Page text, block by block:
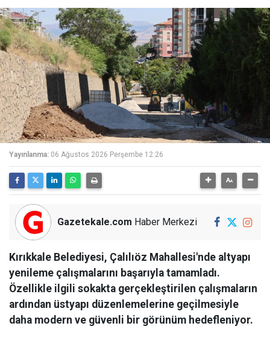
Yayınlanma: 06 Ağustos 2026 Perşembe 12:26
Gazetekale.com Haber Merkezi
Kırıkkale Belediyesi, Çalılıöz Mahallesi'nde altyapı
yenileme çalışmalarını başarıyla tamamladı.
Özellikle ilgili sokakta gerçekleştirilen çalışmaların
ardından üstyapı düzenlemelerine geçilmesiyle
daha modern ve güvenli bir görünüm hedefleniyor.